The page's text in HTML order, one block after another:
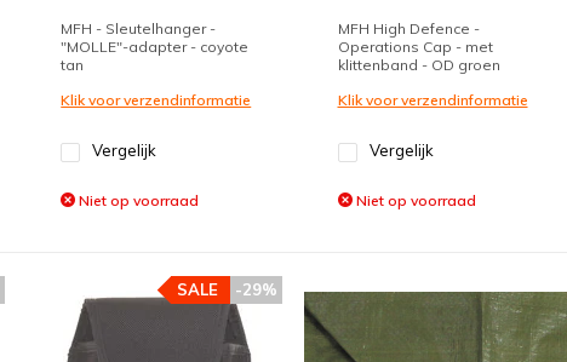
MFH - Sleutelhanger -
"MOLLE"-adapter - coyote
tan
Klik voor verzendinformatie
Vergelijk
Niet op voorraad
MFH High Defence -
Operations Cap - met
klittenband - OD groen
Klik voor verzendinformatie
Vergelijk
Niet op voorraad
-29%
SALE